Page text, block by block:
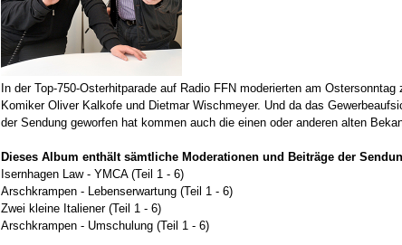
In der Top-750-Osterhitparade auf Radio FFN moderierten am
Komiker Oliver Kalkofe und Dietmar Wischmeyer. Und da das
der Sendung geworfen hat kommen auch die einen oder anderen alten
Dieses Album enthält sämtliche Moderationen und Beiträge der
Isernhagen Law - YMCA (Teil 1 - 6)
Arschkrampen - Lebenserwartung (Teil 1 - 6)
Zwei kleine Italiener (Teil 1 - 6)
Arschkrampen - Umschulung (Teil 1 - 6)